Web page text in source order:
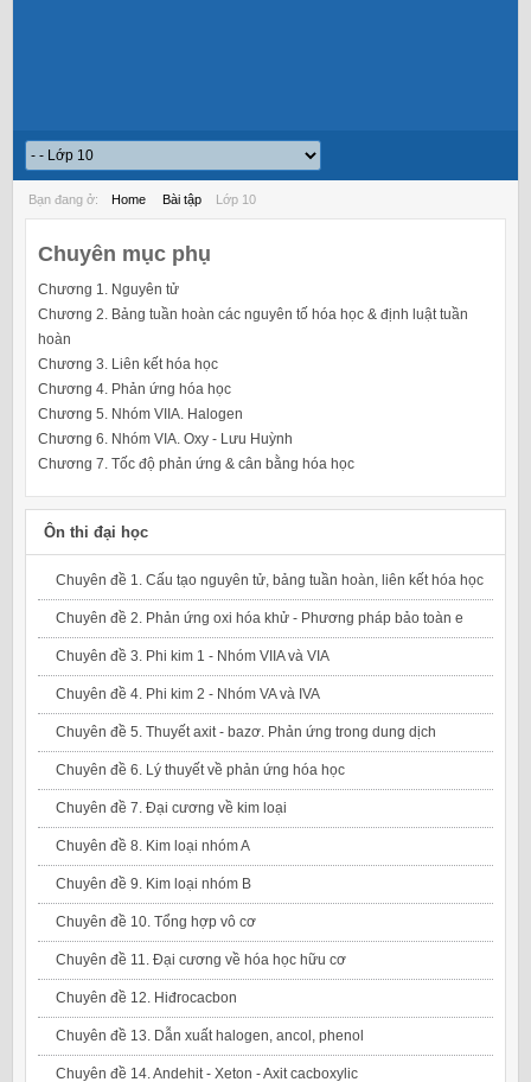
Bạn đang ở: Home Bài tập Lớp 10
Chuyên mục phụ
Chương 1. Nguyên tử
Chương 2. Bảng tuần hoàn các nguyên tố hóa học & định luật tuần
hoàn
Chương 3. Liên kết hóa học
Chương 4. Phản ứng hóa học
Chương 5. Nhóm VIIA. Halogen
Chương 6. Nhóm VIA. Oxy - Lưu Huỳnh
Chương 7. Tốc độ phản ứng & cân bằng hóa học
Ôn thi đại học
Chuyên đề 1. Cấu tạo nguyên tử, bảng tuần hoàn, liên kết hóa học
Chuyên đề 2. Phản ứng oxi hóa khử - Phương pháp bảo toàn e
Chuyên đề 3. Phi kim 1 - Nhóm VIIA và VIA
Chuyên đề 4. Phi kim 2 - Nhóm VA và IVA
Chuyên đề 5. Thuyết axit - bazơ. Phản ứng trong dung dịch
Chuyên đề 6. Lý thuyết về phản ứng hóa học
Chuyên đề 7. Đại cương về kim loại
Chuyên đề 8. Kim loại nhóm A
Chuyên đề 9. Kim loại nhóm B
Chuyên đề 10. Tổng hợp vô cơ
Chuyên đề 11. Đại cương về hóa học hữu cơ
Chuyên đề 12. Hiđrocacbon
Chuyên đề 13. Dẫn xuất halogen, ancol, phenol
Chuyên đề 14. Andehit - Xeton - Axit cacboxylic